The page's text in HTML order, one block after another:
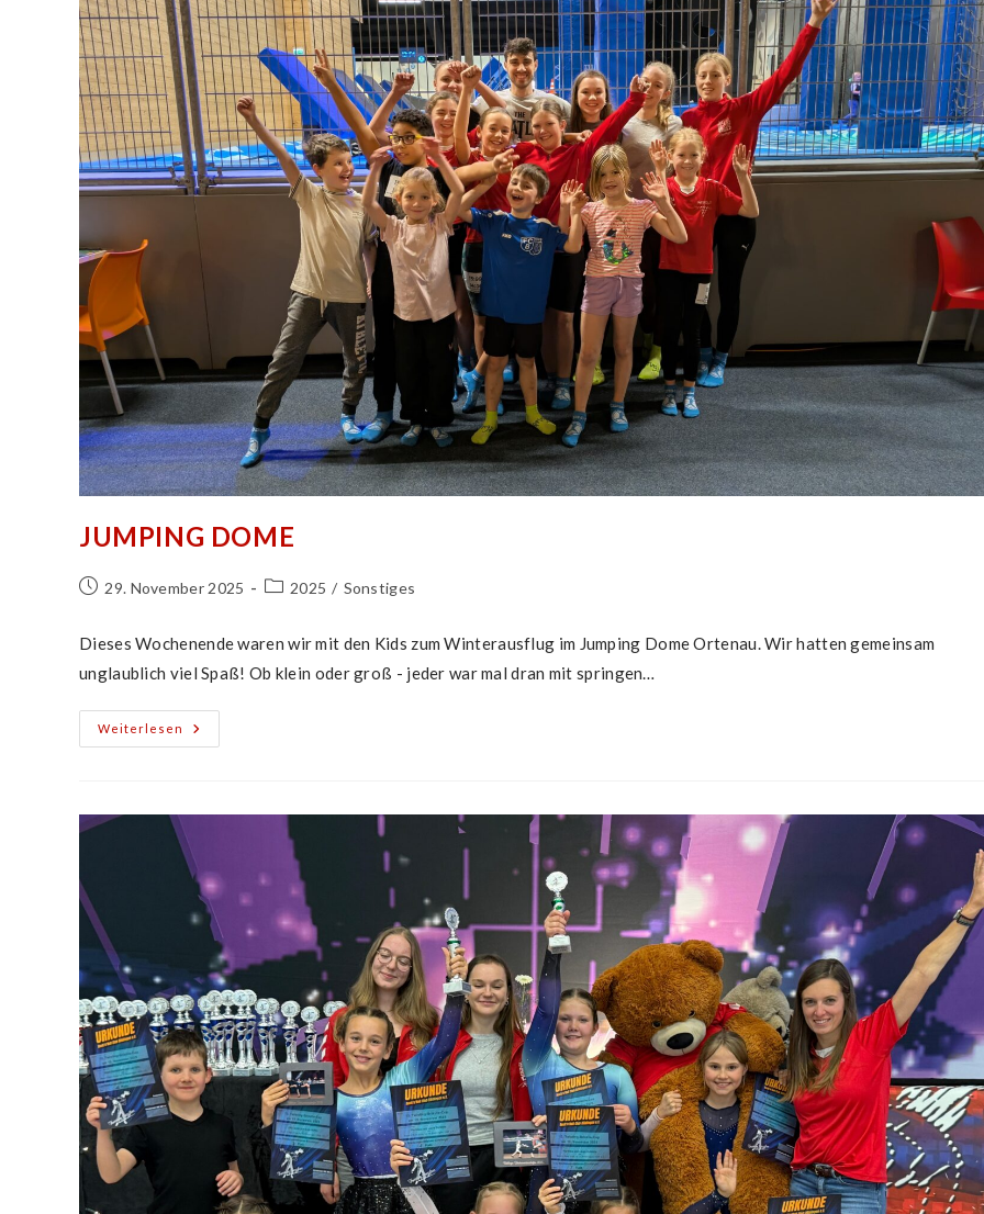
JUMPING DOME
Beitrag29. November 2025
Beitrags-
2025 / Sonstiges
Dieses Wochenende waren wir mit den Kids zum Winterausflug im Jumping Dome Ortenau. Wir hatten gemeinsam
unglaublich viel Spaß! Ob klein oder groß - jeder war mal dran mit springen…
Weiterlesen
Jumping
Dome